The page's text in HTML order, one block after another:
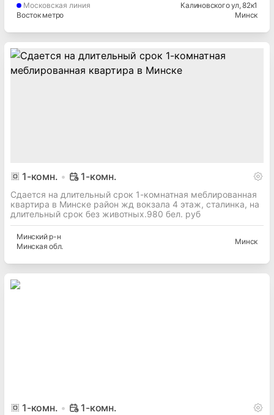
Московская линия
Восток метро
Калиновского ул, 82к1
Минск
1-комн. 1-комн.
Сдается на длительный срок 1-комнатная меблированная
квартира в Минске район жд вокзала 4 этаж, сталинка, на
длительный срок без животных.980 бел. руб
Минскийр-н
Минская обл.
Минск
1-комн. 1-комн.